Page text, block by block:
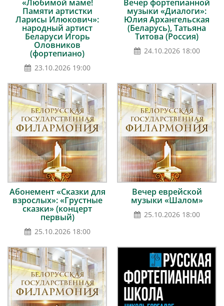
«Любимой маме!
Памяти артистки
Ларисы Илюкович»:
народный артист
Беларуси Игорь
Оловников
(фортепиано)
23.10.2026 19:00
Вечер фортепианной
музыки «Диалоги»:
Юлия Архангельская
(Беларусь), Татьяна
Титова (Россия)
24.10.2026 18:00
Абонемент «Сказки для
взрослых»: «Грустные
сказки» (концерт
первый)
25.10.2026 18:00
Вечер еврейской
музыки «Шалом»
25.10.2026 18:00